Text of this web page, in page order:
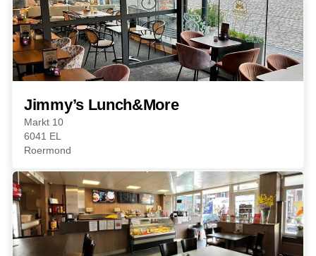
Jimmy’s Lunch&More
Markt 10
6041 EL
Roermond